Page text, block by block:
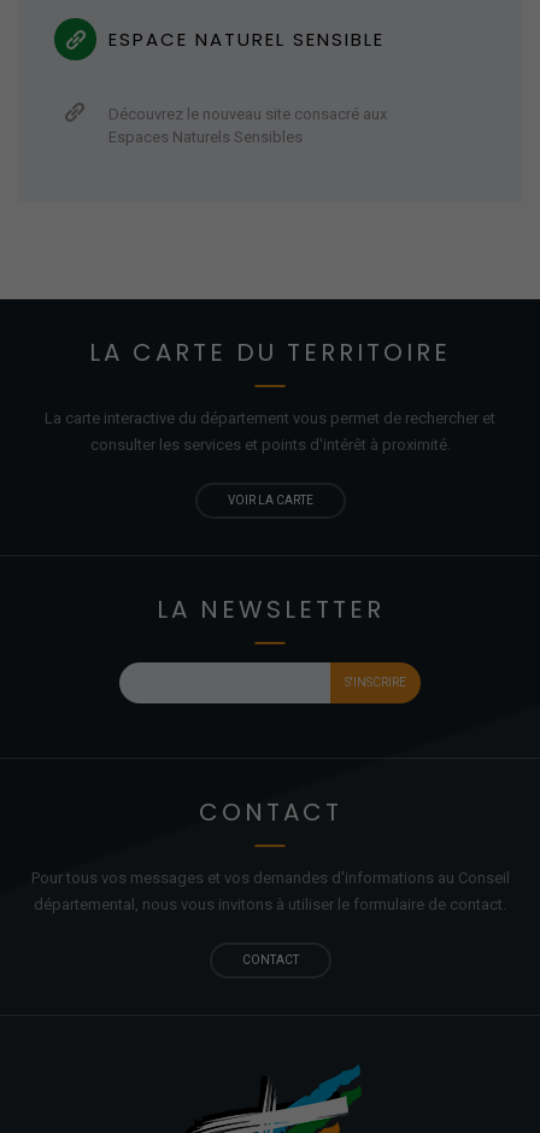
ESPACE NATUREL SENSIBLE
Découvrez le nouveau site consacré aux
Espaces Naturels Sensibles
LA CARTE DU TERRITOIRE
La carte interactive du département vous permet de rechercher et
consulter les services et points d'intérêt à proximité.
VOIR LA CARTE
LA NEWSLETTER
CONTACT
Pour tous vos messages et vos demandes d'informations au Conseil
départemental, nous vous invitons à utiliser le formulaire de contact.
CONTACT